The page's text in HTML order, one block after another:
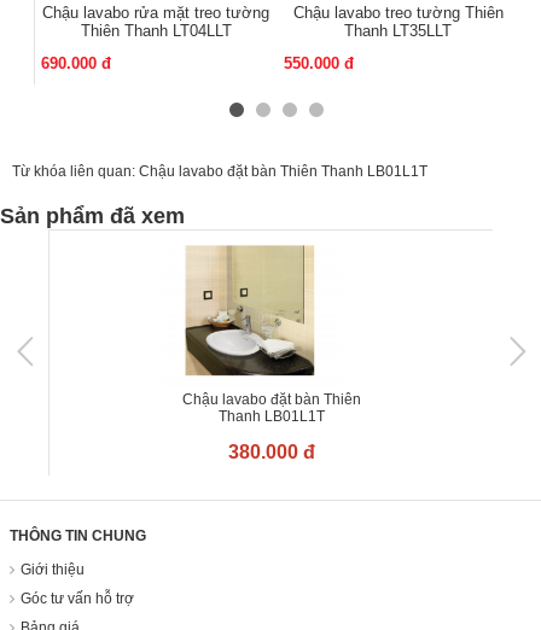
Chậu lavabo rửa mặt treo tường
Thiên Thanh LT04LLT
690.000 đ
Chậu lavabo treo tường Thiên
Thanh LT35LLT
550.000 đ
Từ khóa liên quan: Chậu lavabo đặt bàn Thiên Thanh LB01L1T
Sản phẩm đã xem
Chậu lavabo đặt bàn Thiên
Thanh LB01L1T
380.000 đ
THÔNG TIN CHUNG
Giới thiệu
Góc tư vấn hỗ trợ